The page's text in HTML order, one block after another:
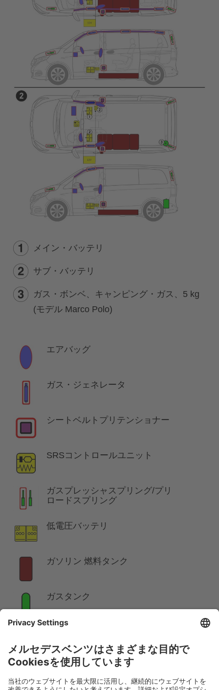
メイン・バッテリ
サブ・バッテリ
ガス・ボンベ、キャンピング・ガス、5 kg
(モデル Marco Polo)
エアバッグ
ガス・ジェネレータ
シートベルトプリテンショナー
SRSコントロールユニット
ガスプレッシャスプリング/プリ
ロードスプリング
低電圧バッテリ
ガソリン 燃料タンク
ガスタンク
い。